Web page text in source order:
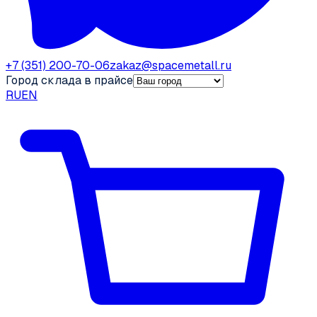
+7 (351) 200-70-06zakaz@spacemetall.ru
Город склада в прайсе
RUEN